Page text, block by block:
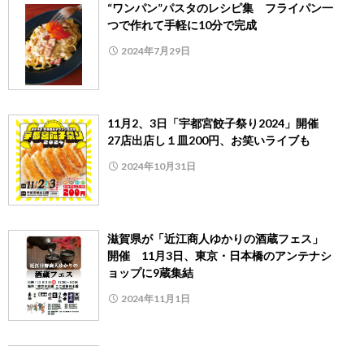
“ワンパン”パスタのレシピ集 フライパン一
つで作れて手軽に10分で完成
2024年7月29日
11月2、3日「宇都宮餃子祭り2024」開催
27店出店し１皿200円、お笑いライブも
2024年10月31日
滋賀県が「近江商人ゆかりの酒蔵フェス」
開催 11月3日、東京・日本橋のアンテナシ
ョップに9蔵集結
2024年11月1日